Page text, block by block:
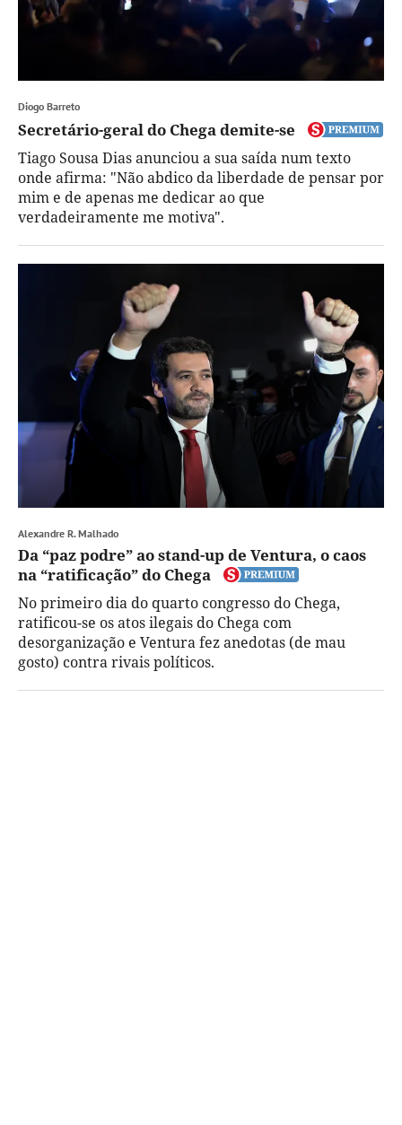
Diogo Barreto
Secretário-geral do Chega demite-se
Tiago Sousa Dias anunciou a sua saída num texto
onde afirma: "Não abdico da liberdade de pensar por
mim e de apenas me dedicar ao que
verdadeiramente me motiva".
Alexandre R. Malhado
Da “paz podre” ao stand-up de Ventura, o caos
na “ratificação” do Chega
No primeiro dia do quarto congresso do Chega,
ratificou-se os atos ilegais do Chega com
desorganização e Ventura fez anedotas (de mau
gosto) contra rivais políticos.